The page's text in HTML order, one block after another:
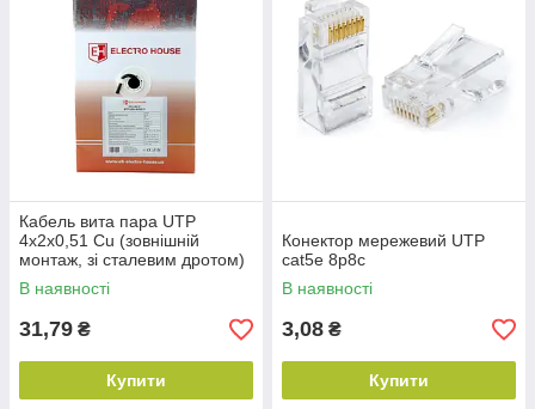
Кабель вита пара UTP
4х2х0,51 Cu (зовнішній
монтаж, зі сталевим дротом)
ПЕ чорний
В наявності
31,79 ₴
Купити
Конектор мережевий UTP
cat5e 8p8c
В наявності
3,08 ₴
Купити